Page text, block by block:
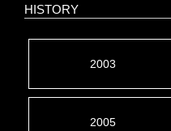
HISTORY
2003
2005